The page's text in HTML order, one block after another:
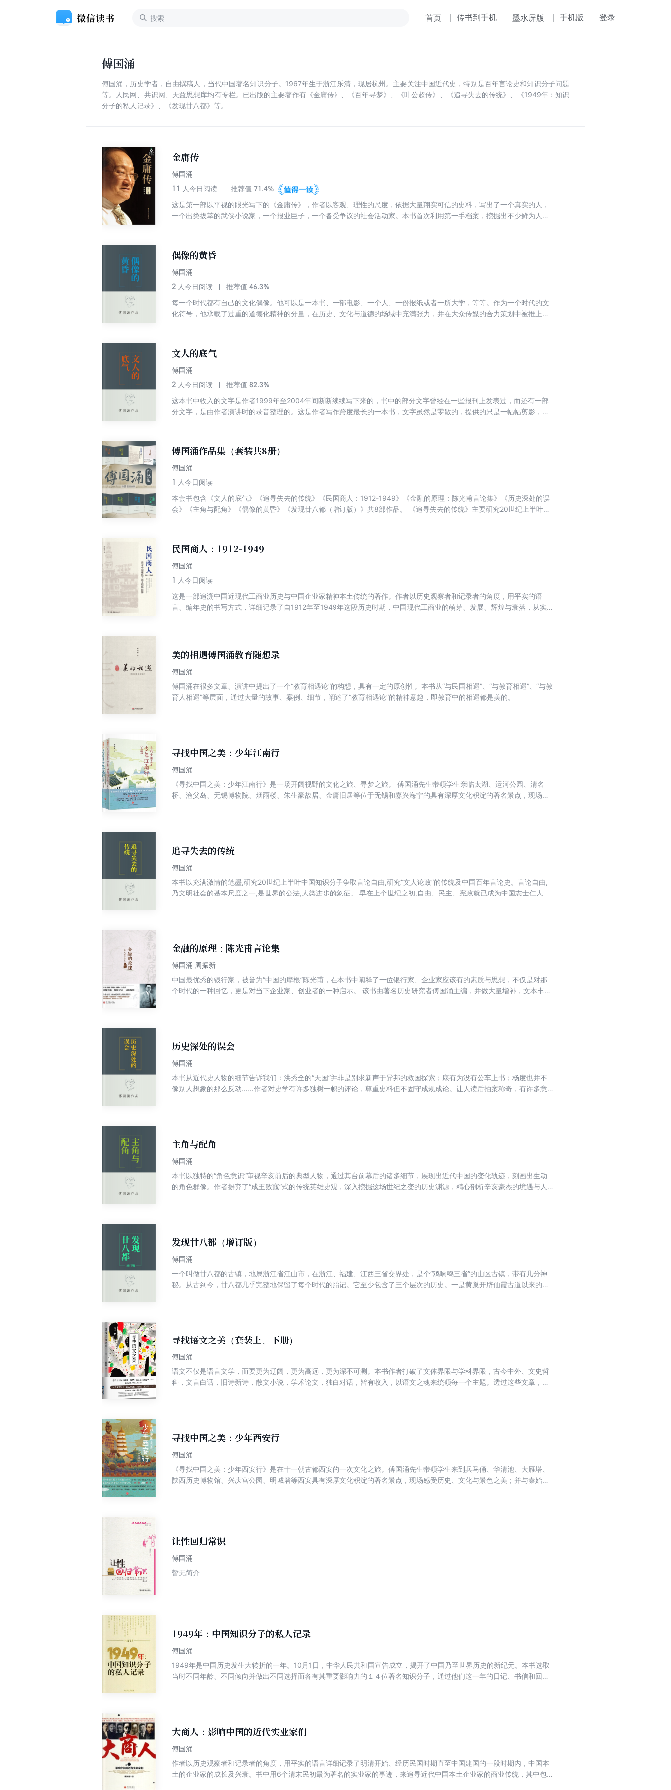
首页 传书到手机 墨水屏版 手机版 登录
傅国涌
傅国涌，历史学者，自由撰稿人，当代中国著名知识分子。1967年生于浙江乐清，现居杭州。主要关注中国近代史，特别是百年言论史和知识分子问题
等。人民网、共识网、天益思想库均有专栏。已出版的主要著作有《金庸传》、《百年寻梦》、《叶公超传》、《追寻失去的传统》、《1949年：知识
分子的私人记录》、《发现廿八都》等。
金庸传
傅国涌
11 人今日阅读 推荐值 71.4%
这是第一部以平视的眼光写下的《金庸传》，作者以客观、理性的尺度，依据大量翔实可信的史料，写出了一个真实的人，
一个出类拔萃的武侠小说家，一个报业巨子，一个备受争议的社会活动家。本书首次利用第一手档案，挖掘出不少鲜为人知
偶像的黄昏
傅国涌
2 人今日阅读 推荐值 46.3%
每一个时代都有自己的文化偶像。他可以是一本书、一部电影、一个人、一份报纸或者一所大学，等等。作为一个时代的文
化符号，他承载了过重的道德化精神的分量，在历史、文化与道德的场域中充满张力，并在大众传媒的合力策划中被推上历
文人的底气
傅国涌
2 人今日阅读 推荐值 82.3%
这本书中收入的文字是作者1999年至2004年间断断续续写下来的，书中的部分文字曾经在一些报刊上发表过，而还有一部
分文字，是由作者演讲时的录音整理的。这是作者写作跨度最长的一本书，文字虽然是零散的，提供的只是一幅幅剪影，但
傅国涌作品集（套装共8册）
傅国涌
1 人今日阅读
本套书包含《文人的底气》《追寻失去的传统》《民国商人：1912-1949》《金融的原理：陈光甫言论集》《历史深处的误
会》《主角与配角》《偶像的黄昏》《发现廿八都（增订版）》共8部作品。 《追寻失去的传统》主要研究20世纪上半叶中
策和指引。 《民国商人：1912-1949》潜心研究十余年，首部编年体民国商业史巨作！在那个复杂动荡年代里，商业的萌芽
风云飘扬。可是就在这短短半个世纪里，时代的挥旗者为中国近代工商业作出了巨大的成就：创立中国企业家精神的本土传
统，引入西方先进的科学管理方法，推动了中国现代化进程，打造了一个近乎奇迹的民族工商业繁荣时代！他们虽敌不过历
史的洪流，但却为我们留下了一些最宝贵的精神财富与传统。追寻中国现代工商业文明的起源，触摸时代处境与命运、抗争
与妥协，必读！
民国商人：1912-1949
傅国涌
1 人今日阅读
这是一部追溯中国近现代工商业历史与中国企业家精神本土传统的著作。作者以历史观察者和记录者的角度，用平实的语
言、编年史的书写方式，详细记录了自1912年至1949年这段历史时期，中国现代工商业的萌芽、发展、辉煌与衰落，从实
美的相遇傅国涌教育随想录
傅国涌
傅国涌在很多文章、演讲中提出了一个“教育相遇论”的构想，具有一定的原创性。本书从“与民国相遇”、“与教育相遇”、“与教
育人相遇”等层面，通过大量的故事、案例、细节，阐述了“教育相遇论”的精神意趣，即教育中的相遇都是美的。
寻找中国之美：少年江南行
傅国涌
《寻找中国之美：少年江南行》是一场开阔视野的文化之旅、寻梦之旅。 傅国涌先生带领学生亲临太湖、运河公园、清名
桥、渔父岛、无锡博物院、烟雨楼、朱生豪故居、金庸旧居等位于无锡和嘉兴海宁的具有深厚文化积淀的著名景点，现场感
追寻失去的传统
傅国涌
本书以充满激情的笔墨,研究20世纪上半叶中国知识分子争取言论自由,研究“文人论政”的传统及中国百年言论史。言论自由,
乃文明社会的基本尺度之一,是世界的公法,人类进步的象征。 早在上个世纪之初,自由、民主、宪政就已成为中国志士仁人不
金融的原理：陈光甫言论集
傅国涌 周振新
中国最优秀的银行家，被誉为“中国的摩根”陈光甫，在本书中阐释了一位银行家、企业家应该有的素质与思想，不仅是对那
个时代的一种回忆，更是对当下企业家、创业者的一种启示。 该书由著名历史研究者傅国涌主编，并做大量增补，文本丰
历史深处的误会
傅国涌
本书从近代史人物的细节告诉我们：洪秀全的“天国”并非是别求新声于异邦的救国探索；康有为没有公车上书；杨度也并不
像别人想象的那么反动……作者对史学有许多独树一帜的评论，尊重史料但不固守成规成论。让人读后拍案称奇，有许多意
主角与配角
傅国涌
本书以独特的“角色意识”审视辛亥前后的典型人物，通过其台前幕后的诸多细节，展现出近代中国的变化轨迹，刻画出生动
的角色群像。作者摒弃了“成王败寇”式的传统英雄史观，深入挖掘这场世纪之变的历史渊源，精心剖析辛亥豪杰的境遇与人
发现廿八都（增订版）
傅国涌
一个叫做廿八都的古镇，地属浙江省江山市，在浙江、福建、江西三省交界处，是个“鸡响鸣三省”的山区古镇，带有几分神
秘。从古到今，廿八都几乎完整地保留了每个时代的胎记。它至少包含了三个层次的历史。一是黄巢开辟仙霞古道以来的一
寻找语文之美（套装上、下册）
傅国涌
语文不仅是语言文学，而要更为辽阔，更为高远，更为深不可测。本书作者打破了文体界限与学科界限，古今中外、文史哲
科，文言白话，旧诗新诗，散文小说，学术论文，独白对话，皆有收入，以语文之魂来统领每一个主题。透过这些文章，我
寻找中国之美：少年西安行
傅国涌
《寻找中国之美：少年西安行》是在十一朝古都西安的一次文化之旅。傅国涌先生带领学生来到兵马俑、华清池、大雁塔、
陕西历史博物馆、兴庆宫公园、明城墙等西安具有深厚文化积淀的著名景点，现场感受历史、文化与景色之美；并与秦始
让性回归常识
傅国涌
暂无简介
1949年：中国知识分子的私人记录
傅国涌
1949年是中国历史发生大转折的一年。10月1日，中华人民共和国宣告成立，揭开了中国乃至世界历史的新纪元。本书选取
当时不同年龄、不同倾向并做出不同选择而各有其重要影响力的１４位著名知识分子，通过他们这一年的日记、书信和回忆
节、曲折的过程和未曾披露的真相一一呈现在今天读者面前。十四位人物之后还有两篇专文，同样通过私人记录，分别再现
体的体温的历史，让我们看到风卷残云的大潮和来之不易的胜利所带来的万千气象与人心所向，看到面临大变革大动荡所引
发的欢乐与哀愁、憧憬与彷徨以及艰难的选择与深邃思虑……这是一部可读可信、可圈可点的鲜活之书，也是新世纪学人深
入时间隧道，透视历史本来面貌的一次之旅。
大商人：影响中国的近代实业家们
傅国涌
作者以历史观察者和记录者的角度，用平实的语言详细记录了明清开始、经历民国时期直至中国建国的一段时期内，中国本
土的企业家的成长及兴衰。书中用6个清末民初最为著名的实业家的事迹，来追寻近代中国本土企业家的商业传统，其中包